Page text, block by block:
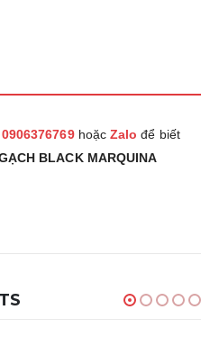
hoặcZalođể biết
BLACK MARQUINA